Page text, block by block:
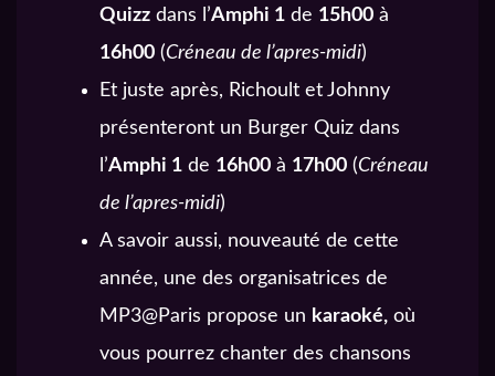
Quizz dans l’Amphi 1 de 15h00 à
16h00 (Créneau de l’apres-midi)
Et juste après, Richoult et Johnny
présenteront un Burger Quiz dans
l’Amphi 1 de 16h00 à 17h00 (Créneau
de l’apres-midi)
A savoir aussi, nouveauté de cette
année, une des organisatrices de
MP3@Paris propose un karaoké, où
vous pourrez chanter des chansons